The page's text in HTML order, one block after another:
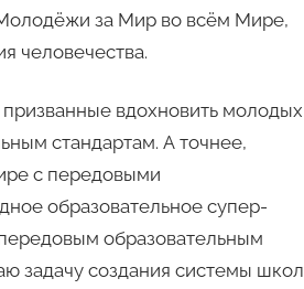
за Мир во всём Мире,
человечества.
вдохновить молодых
стандартам. А точнее,
с передовыми
образовательное супер-
образовательным
задачу создания системы школ